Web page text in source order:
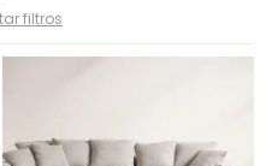
filtros